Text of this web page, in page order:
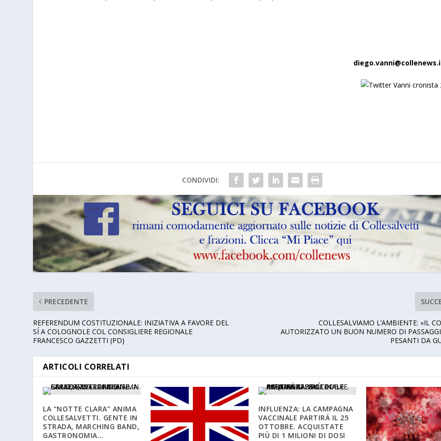
CONDIVIDI:
PRECEDENTE
REFERENDUM COSTITUZIONALE: INIZIATIVA A FAVORE DEL
SÍ A COLOGNOLE COL CONSIGLIERE REGIONALE
FRANCESCO GAZZETTI (PD)
COLLESALVIAMO L’AMBIENTE: «IL
AUTORIZZATO UN BUON NUMERO DI
PESANTI DA
ARTICOLI CORRELATI
LA “NOTTE CLARA” ANIMA
COLLESALVETTI. GENTE IN
STRADA, MARCHING BAND,
GASTRONOMIA…
INFLUENZA: LA CAMPAGNA
VACCINALE PARTIRÁ IL 25
OTTOBRE. ACQUISTATE
PIÙ DI 1 MILIONI DI DOSI